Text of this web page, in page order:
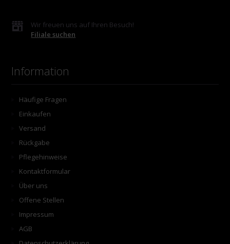
Wir freuen uns auf Ihren Besuch!
Filiale suchen
Information
Häufige Fragen
Einkaufen
Versand
Rückgabe
Pflegehinweise
Kontaktformular
Über uns
Offene Stellen
Impressum
AGB